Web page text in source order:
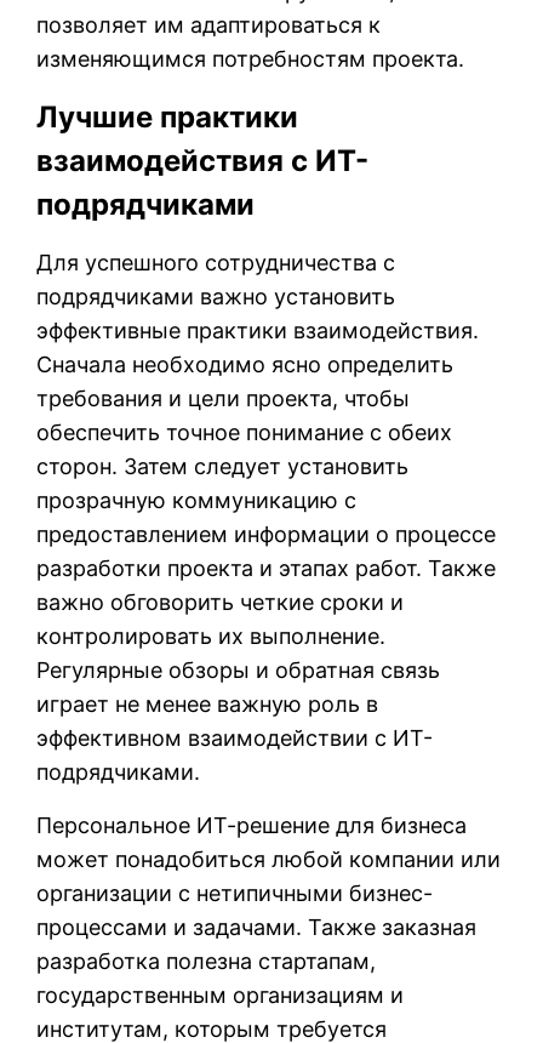
позволяет им адаптироваться к
изменяющимся потребностям проекта.
Лучшие практики
взаимодействия с ИТ-
подрядчиками
Для успешного сотрудничества с
подрядчиками важно установить
эффективные практики взаимодействия.
Сначала необходимо ясно определить
требования и цели проекта, чтобы
обеспечить точное понимание с обеих
сторон. Затем следует установить
прозрачную коммуникацию с
предоставлением информации о процессе
разработки проекта и этапах работ. Также
важно обговорить четкие сроки и
контролировать их выполнение.
Регулярные обзоры и обратная связь
играет не менее важную роль в
эффективном взаимодействии с ИТ-
подрядчиками.
Персональное ИТ-решение для бизнеса
может понадобиться любой компании или
организации с нетипичными бизнес-
процессами и задачами. Также заказная
разработка полезна стартапам,
государственным организациям и
институтам, которым требуется